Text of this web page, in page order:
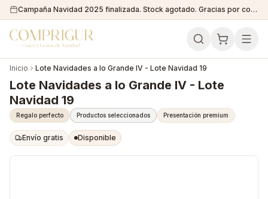
Campaña Navidad 2025 finalizada. Stock agotado. Gracias por confiar en nosotros!
Inicio Lote Navidades a lo Grande IV - Lote Navidad 19
Lote Navidades a lo Grande IV - Lote
Navidad 19
Regalo perfecto Productos seleccionados Presentación premium
Envío gratis Disponible